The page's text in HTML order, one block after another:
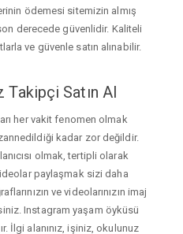
ödemesi sitemizin almış
derecede güvenlidir. Kaliteli
ve güvenle satın alınabilir.
Takipçi Satın Al
her vakit fenomen olmak
kadar zor değildir.
olmak, tertipli olarak
paylaşmak sizi daha
ve videolarınızın imaj
Instagram yaşam öyküsü
İlgi alanınız, işiniz, okulunuz